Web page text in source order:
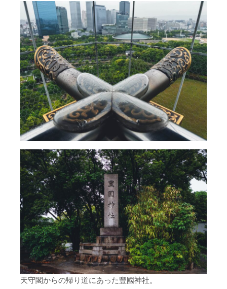
天守閣からの帰り道にあった豐國神社。